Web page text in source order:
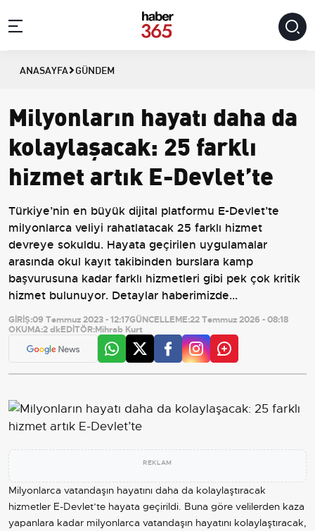
ANASAYFA GÜNDEM
Milyonların hayatı daha da
kolaylaşacak: 25 farklı
hizmet artık E-Devlet’te
Türkiye’nin en büyük dijital platformu E-Devlet’te
milyonlarca veliyi rahatlatacak 25 farklı hizmet
devreye sokuldu. Hayata geçirilen uygulamalar
arasında okul kayıt takibinden burslara kamp
başvurusuna kadar farklı hizmetleri gibi pek çok kritik
hizmet bulunuyor. Detaylar haberimizde...
GİRİŞ:09 Temmuz 2023 - 12:17GÜNCELLEME:22 Temmuz 2026 - 08:18
OKUMA:2 dkEDİTÖR:Mihrab Kurt
REKLAM
Milyonlarca vatandaşın hayatını daha da kolaylaştıracak
hizmetler E-Devlet’te hayata geçirildi. Buna göre velilerden kaza
yapanlara kadar milyonlarca vatandaşın hayatını kolaylaştıracak,